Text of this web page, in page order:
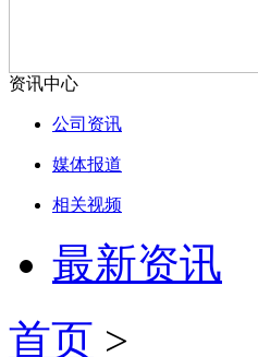
资讯中心
公司资讯
媒体报道
相关视频
最新资讯
首页 >